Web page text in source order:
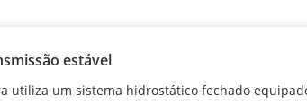
estável
utiliza um sistema hidrostático fechado